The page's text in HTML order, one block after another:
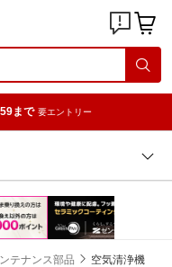
まで 要エントリー
テナンス部品 空気清浄機